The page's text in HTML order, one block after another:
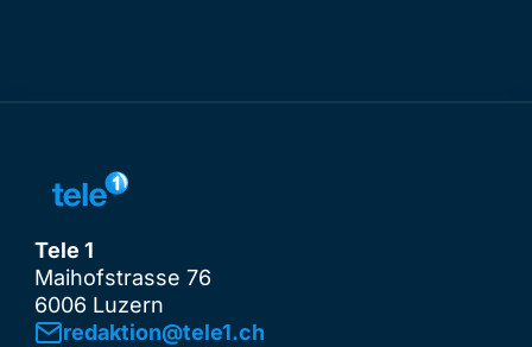
Tele 1
Maihofstrasse 76
6006 Luzern
redaktion@tele1.ch